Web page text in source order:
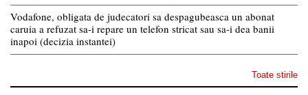
Vodafone, obligata de judecatori sa despagubeasca un abonat
caruia a refuzat sa-i repare un telefon stricat sau sa-i dea banii
inapoi (decizia instantei)
Toate stirile